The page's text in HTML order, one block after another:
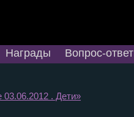
Награды Вопрос-ответ
03.06.2012 . Дети»